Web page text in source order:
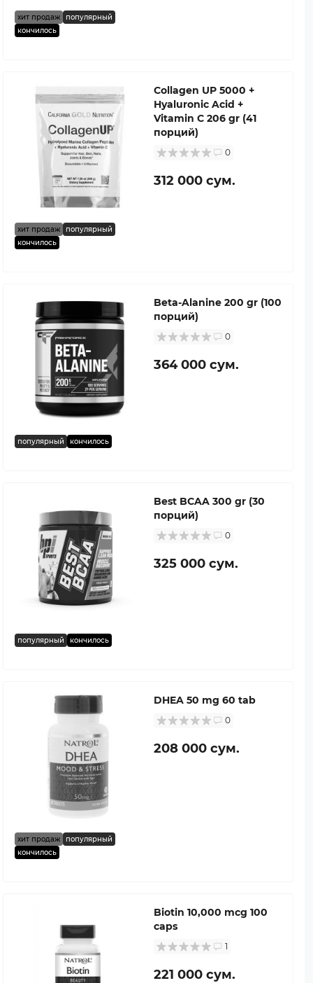
хит продаж
популярный
кончилось
хит продаж
популярный
кончилось
Collagen UP 5000 +
Hyaluronic Acid +
Vitamin C 206 gr (41
порций)
0
312 000 сум.
популярный кончилось
Beta-Alanine 200 gr (100
порций)
0
364 000 сум.
популярный кончилось
Best BCAA 300 gr (30
порций)
0
325 000 сум.
хит продаж
популярный
кончилось
DHEA 50 mg 60 tab
0
208 000 сум.
Biotin 10,000 mcg 100
caps
1
221 000 сум.